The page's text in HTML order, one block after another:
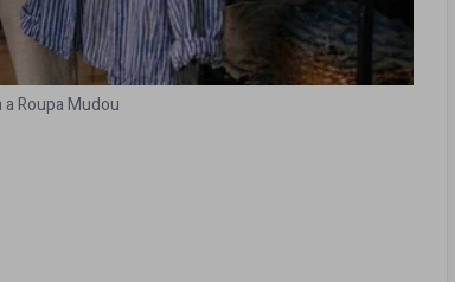
Roupa Mudou